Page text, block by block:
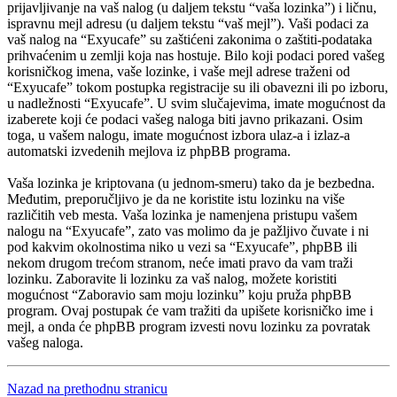
prijavljivanje na vaš nalog (u daljem tekstu “vaša lozinka”) i ličnu,
ispravnu mejl adresu (u daljem tekstu “vaš mejl”). Vaši podaci za
vaš nalog na “Exyucafe” su zaštićeni zakonima o zaštiti-podataka
prihvaćenim u zemlji koja nas hostuje. Bilo koji podaci pored vašeg
korisničkog imena, vaše lozinke, i vaše mejl adrese traženi od
“Exyucafe” tokom postupka registracije su ili obavezni ili po izboru,
u nadležnosti “Exyucafe”. U svim slučajevima, imate mogućnost da
izaberete koji će podaci vašeg naloga biti javno prikazani. Osim
toga, u vašem nalogu, imate mogućnost izbora ulaz-a i izlaz-a
automatski izvedenih mejlova iz phpBB programa.
Vaša lozinka je kriptovana (u jednom-smeru) tako da je bezbedna.
Međutim, preporučljivo je da ne koristite istu lozinku na više
različitih veb mesta. Vaša lozinka je namenjena pristupu vašem
nalogu na “Exyucafe”, zato vas molimo da je pažljivo čuvate i ni
pod kakvim okolnostima niko u vezi sa “Exyucafe”, phpBB ili
nekom drugom trećom stranom, neće imati pravo da vam traži
lozinku. Zaboravite li lozinku za vaš nalog, možete koristiti
mogućnost “Zaboravio sam moju lozinku” koju pruža phpBB
program. Ovaj postupak će vam tražiti da upišete korisničko ime i
mejl, a onda će phpBB program izvesti novu lozinku za povratak
vašeg naloga.
Nazad na prethodnu stranicu